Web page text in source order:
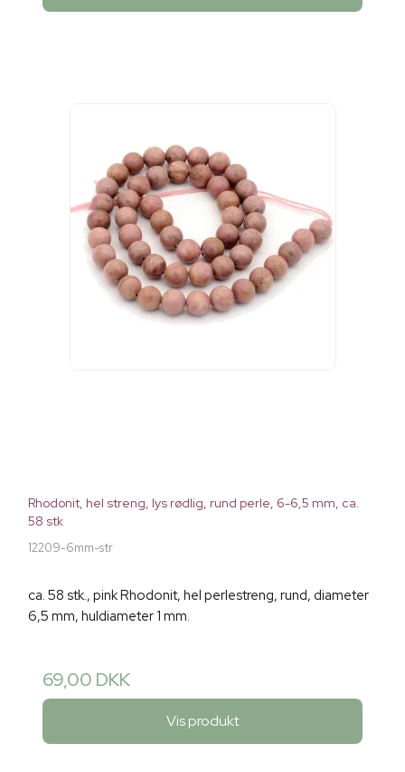
Rhodonit, hel streng, lys rødlig, rund perle, 6-6,5 mm, ca.
58 stk
12209-6mm-str
ca. 58 stk., pink Rhodonit, hel perlestreng, rund, diameter
6,5 mm, huldiameter 1 mm.
69,00 DKK
Vis produkt